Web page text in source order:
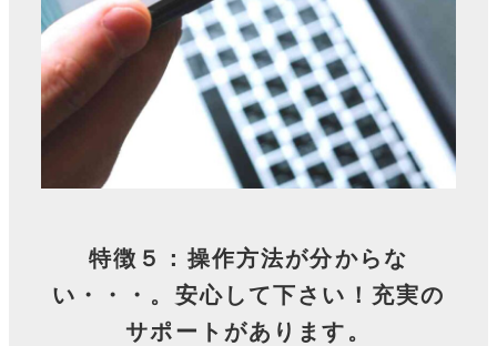
特徴５：操作方法が分からな
い・・・。安心して下さい！充実の
サポートがあります。